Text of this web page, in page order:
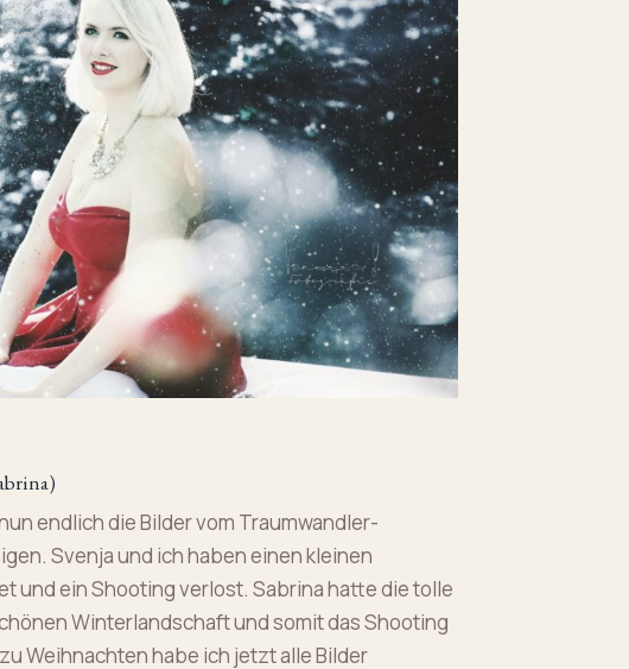
endlich die Bilder vom Traumwandler-
Svenja und ich haben einen kleinen
und ein Shooting verlost. Sabrina hatte die tolle
Winterlandschaft und somit das Shooting
Weihnachten habe ich jetzt alle Bilder